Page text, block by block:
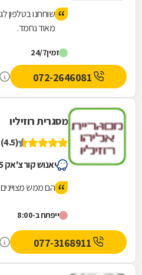
שוחחנו בטלפון
מאוד נחמד.
זמין24/7
מסגרית רוזיליו
(4.5)
יאנוש קורצ'אק 5, ראשון לציון
הם ממש
ייפתח ב-8:00